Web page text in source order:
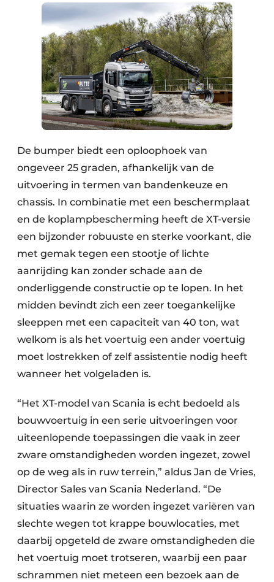
De bumper biedt een oploophoek van
ongeveer 25 graden, afhankelijk van de
uitvoering in termen van bandenkeuze en
chassis. In combinatie met een beschermplaat
en de koplampbescherming heeft de XT-versie
een bijzonder robuuste en sterke voorkant, die
met gemak tegen een stootje of lichte
aanrijding kan zonder schade aan de
onderliggende constructie op te lopen. In het
midden bevindt zich een zeer toegankelijke
sleeppen met een capaciteit van 40 ton, wat
welkom is als het voertuig een ander voertuig
moet lostrekken of zelf assistentie nodig heeft
wanneer het volgeladen is.
“Het XT-model van Scania is echt bedoeld als
bouwvoertuig in een serie uitvoeringen voor
uiteenlopende toepassingen die vaak in zeer
zware omstandigheden worden ingezet, zowel
op de weg als in ruw terrein,” aldus Jan de Vries,
Director Sales van Scania Nederland. “De
situaties waarin ze worden ingezet variëren van
slechte wegen tot krappe bouwlocaties, met
daarbij opgeteld de zware omstandigheden die
het voertuig moet trotseren, waarbij een paar
schrammen niet meteen een bezoek aan de